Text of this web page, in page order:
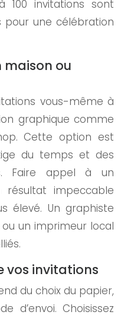
100 invitations sont
pour une célébration
maison ou
vous-même à
graphique comme
Cette option est
du temps et des
Faire appel à un
résultat impeccable
élevé. Un graphiste
un imprimeur local
vos invitations
du choix du papier,
d’envoi. Choisissez